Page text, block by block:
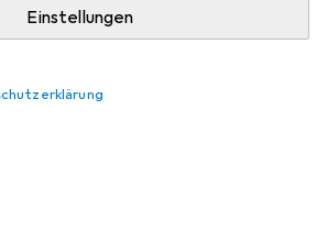
Einstellungen